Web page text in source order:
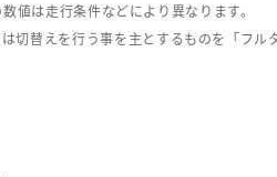
値は走行条件などにより異なります。
替えを行う事を主とするものを「フル